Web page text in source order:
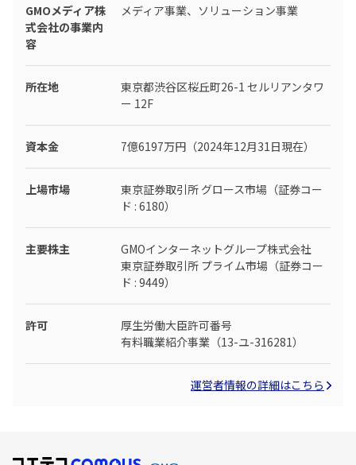
GMOメディア株
式会社の事業内
容
メディア事業、ソリューション事業
所在地
東京都渋谷区桜丘町26-1 セルリアンタワ
ー 12F
資本金 7億6197万円（2024年12月31日現在）
上場市場
東京証券取引所 グロース市場（証券コー
ド : 6180）
主要株主
GMOインターネットグループ株式会社
東京証券取引所 プライム市場（証券コー
ド : 9449）
許可
厚生労働大臣許可番号
有料職業紹介事業（13-ユ-316281）
運営者情報の詳細はこちら